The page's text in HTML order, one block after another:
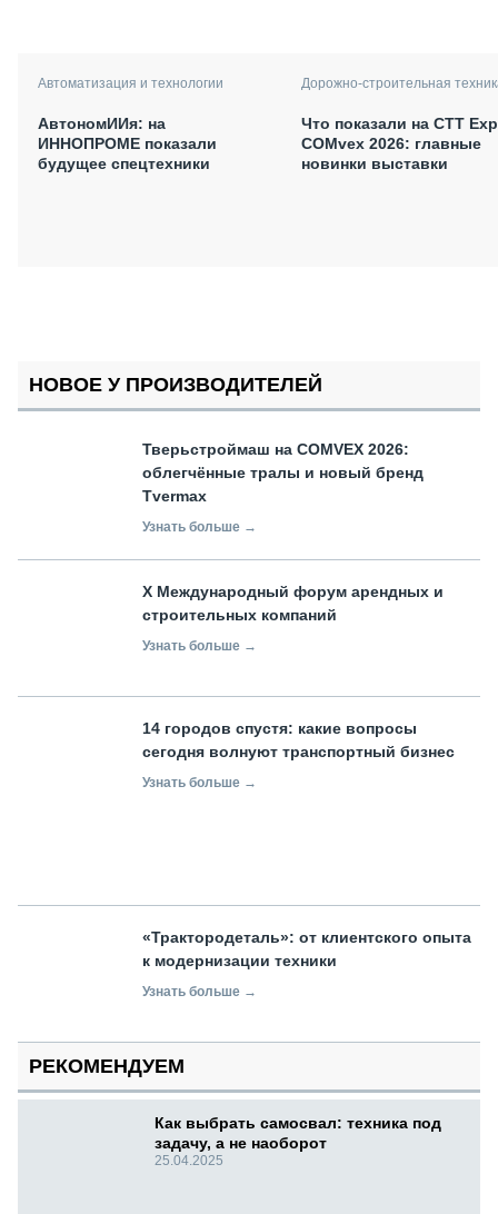
Автоматизация и технологии
АвтономИИя: на
ИННОПРОМЕ показали
будущее спецтехники
Дорожно-строительная
Что показали на CTT
COMvex 2026: главные
новинки выставки
НОВОЕ У ПРОИЗВОДИТЕЛЕЙ
Тверьстроймаш на COMVEX 2026:
облегчённые тралы и новый бренд
Tvermax
Узнать больше →
X Международный форум арендных и
строительных компаний
Узнать больше →
14 городов спустя: какие вопросы
сегодня волнуют транспортный бизнес
Узнать больше →
«Трактородеталь»: от клиентского опыта
к модернизации техники
Узнать больше →
РЕКОМЕНДУЕМ
Как выбрать самосвал: техника под
задачу, а не наоборот
25.04.2025